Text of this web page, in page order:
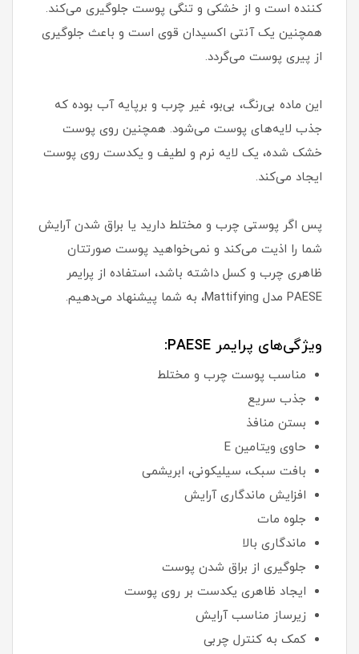
کننده است و از خشکی و تنگی پوست جلوگیری می‌کند.
همچنین یک آنتی اکسیدان قوی است و باعث جلوگیری
از پیری پوست می‌گردد.
این ماده بی‌رنگ، بی‌بو، غیر چرب و برپایه آب بوده که
جذب لایه‌های پوست می‌شود. همچنین روی پوست
خشک شده، یک لایه نرم و لطیف و یکدست روی پوست
ایجاد می‌کند.
پس اگر پوستی چرب و مختلط دارید یا براق شدن آرایش
شما را اذیت می‌کند و نمی‌خواهید پوست صورتتان
ظاهری چرب و کسل داشته باشد، استفاده از پرایمر
PAESE مدل Mattifying، به شما پیشنهاد می‌دهیم.
ویژگی‌های پرایمر PAESE:
مناسب پوست چرب و مختلط
جذب سریع
بستن منافذ
حاوی ویتامین E
بافت سبک، سیلیکونی، ابریشمی
افزایش ماندگاری آرایش
جلوه مات
ماندگاری بالا
جلوگیری از براق شدن پوست
ایجاد ظاهری یکدست بر روی پوست
زیرساز مناسب آرایش
کمک به کنترل چربی